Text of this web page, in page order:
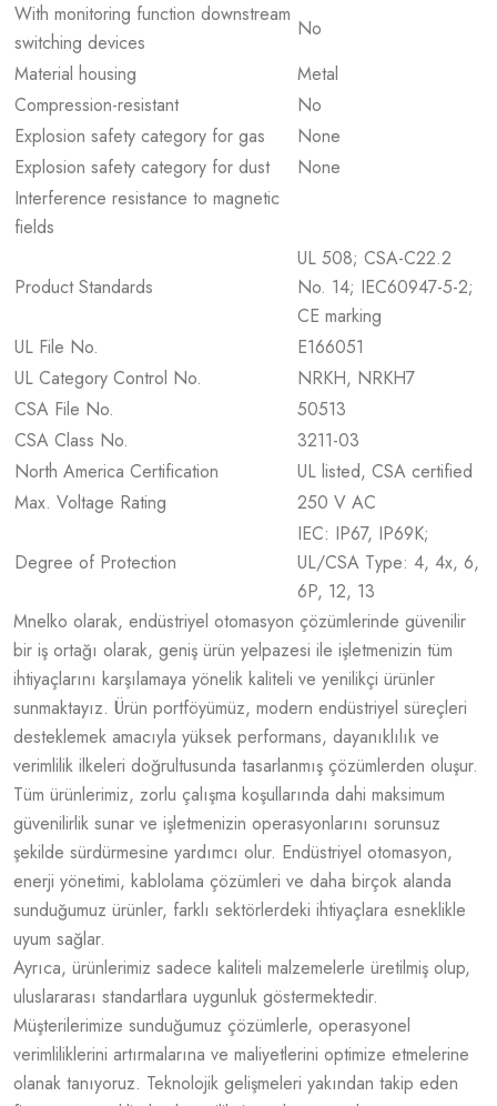
With monitoring function downstream
switching devices
No
Material housing
Metal
Compression-resistant
No
Explosion safety category for gas
None
Explosion safety category for dust
None
Interference resistance to magnetic
fields
Product Standards
UL 508; CSA-C22.2
No. 14; IEC60947-5-2;
CE marking
UL File No.
E166051
UL Category Control No.
NRKH, NRKH7
CSA File No.
50513
CSA Class No.
3211-03
North America Certification
UL listed, CSA certified
Max. Voltage Rating
250 V AC
Degree of Protection
IEC: IP67, IP69K;
UL/CSA Type: 4, 4x, 6,
6P, 12, 13
Mnelko olarak, endüstriyel otomasyon çözümlerinde güvenilir
bir iş ortağı olarak, geniş ürün yelpazesi ile işletmenizin tüm
ihtiyaçlarını karşılamaya yönelik kaliteli ve yenilikçi ürünler
sunmaktayız. Ürün portföyümüz, modern endüstriyel süreçleri
desteklemek amacıyla yüksek performans, dayanıklılık ve
verimlilik ilkeleri doğrultusunda tasarlanmış çözümlerden oluşur.
Tüm ürünlerimiz, zorlu çalışma koşullarında dahi maksimum
güvenilirlik sunar ve işletmenizin operasyonlarını sorunsuz
şekilde sürdürmesine yardımcı olur. Endüstriyel otomasyon,
enerji yönetimi, kablolama çözümleri ve daha birçok alanda
sunduğumuz ürünler, farklı sektörlerdeki ihtiyaçlara esneklikle
uyum sağlar.
Ayrıca, ürünlerimiz sadece kaliteli malzemelerle üretilmiş olup,
uluslararası standartlara uygunluk göstermektedir.
Müşterilerimize sunduğumuz çözümlerle, operasyonel
verimliliklerini artırmalarına ve maliyetlerini optimize etmelerine
olanak tanıyoruz. Teknolojik gelişmeleri yakından takip eden